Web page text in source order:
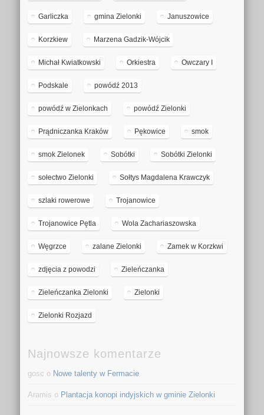
Garliczka gmina Zielonki Januszowice
Korzkiew Marzena Gadzik-Wójcik
Michał Kwiatkowski Orkiestra Owczary I
Podskale powódź 2013
powódź w Zielonkach powódź Zielonki
Prądniczanka Kraków Pękowice smok
smok Zielonek Sobótki Sobótki Zielonki
sołectwo Zielonki Sołtys Magdalena Krawczyk
szlaki rowerowe Trojanowice
Trojanowice Pętla Wola Zachariaszowska
Węgrzce zalane Zielonki Zamek w Korzkwi
zdjęcia z powodzi Zieleńczanka
Zieleńczanka Zielonki Zielonki
Zielonki Rozjazd
Najnowsze komentarze
gosc o Nowe talenty w Fermacie
Aramis o Plantacja konopi indyjskich w gminie Zielonki